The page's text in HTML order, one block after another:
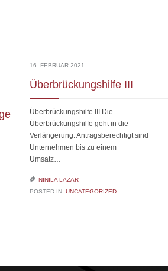
16. FEBRUAR 2021
Überbrückungshilfe III
Überbrückungshilfe III Die
Überbrückungshilfe geht in die
Verlängerung. Antragsberechtigt sind
Unternehmen bis zu einem
Umsatz…
 NINILA LAZAR
POSTED IN: UNCATEGORIZED